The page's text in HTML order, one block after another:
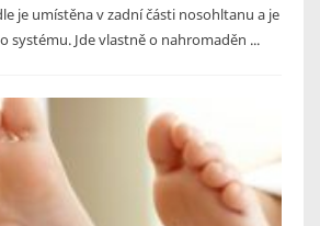
je umístěna v zadní části nosohltanu a je
systému. Jde vlastně o nahromaděn ...